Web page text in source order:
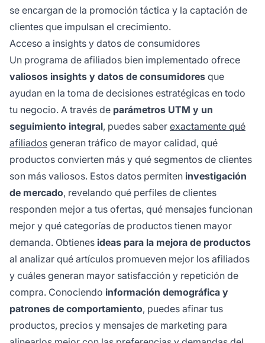
se encargan de la promoción táctica y la captación de
clientes que impulsan el crecimiento.
Acceso a insights y datos de consumidores
Un programa de afiliados bien implementado ofrece
valiosos insights y datos de consumidores que
ayudan en la toma de decisiones estratégicas en todo
tu negocio. A través de parámetros UTM y un
seguimiento integral, puedes saber exactamente qué
afiliados generan tráfico de mayor calidad, qué
productos convierten más y qué segmentos de clientes
son más valiosos. Estos datos permiten investigación
de mercado, revelando qué perfiles de clientes
responden mejor a tus ofertas, qué mensajes funcionan
mejor y qué categorías de productos tienen mayor
demanda. Obtienes ideas para la mejora de productos
al analizar qué artículos promueven mejor los afiliados
y cuáles generan mayor satisfacción y repetición de
compra. Conociendo información demográfica y
patrones de comportamiento, puedes afinar tus
productos, precios y mensajes de marketing para